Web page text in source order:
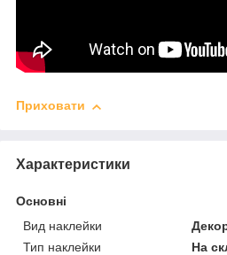
Приховати
Характеристики
Основні
Вид наклейки
Тип наклейки
На